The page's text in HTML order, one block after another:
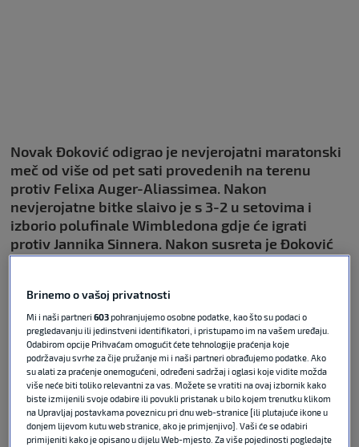
Novak Đoković odigrao je nevjerojatni maratonski
meč od više od pet sati provedenih na terenu
protiv Felixa Auger-Aliassimea. Nakon
nevjerojatne bitke slaivo je s 3-2 u setovima i
izborio polufinale Wimbledona gdje će igrati
protiv Jannika Sinnera. Nakon susreta je Đoković
glasno proslavio pobjedu, a onda je morao i dati
početku je odmah bacio i šalu jer je na pitanje
"kako je pobijedio" odgovorio s "reketom i s mnogo
srčanosti". Nakon toga se dotaknuo i meča te je
rekao svojoj djeci da nakon četvrtog sata meča idu
spavati. Nisu ga poslušali, a na to je rekao da mu je
drago jer mu je ovo bio jedan od najbolje odigranih
mečeva u Wimbledonu. Istaknuo je kako želi što
kraći intervju jer je ostao bez energije.
Brinemo o vašoj privatnosti
Mi i naši partneri603pohranjujemo osobne podatke, kao što su podaci o
pregledavanju ili jedinstveni identifikatori, i pristupamo im na vašem uređaju.
Odabirom opcije Prihvaćam omogućit ćete tehnologije praćenja koje
podržavaju svrhe za čije pružanje mi i naši partneri obrađujemo podatke. Ako
su alati za praćenje onemogućeni, određeni sadržaj i oglasi koje vidite možda
više neće biti toliko relevantni za vas. Možete se vratiti na ovaj izbornik kako
biste izmijenili svoje odabire ili povukli pristanak u bilo kojem trenutku klikom
na Upravljaj postavkama poveznicu pri dnu web-stranice [ili plutajuće ikone u
donjem lijevom kutu web stranice, ako je primjenjivo]. Vaši će se odabiri
primijeniti kako je opisano u dijelu Web-mjesto. Za više pojedinosti pogledajte